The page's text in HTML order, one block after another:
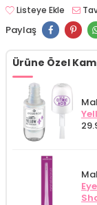
Listeye Ekle
Paylaş
Ürüne Özel